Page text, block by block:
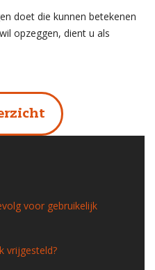
doet die kunnen betekenen
opzeggen, dient u als
voor gebruikelijk
vrijgesteld?